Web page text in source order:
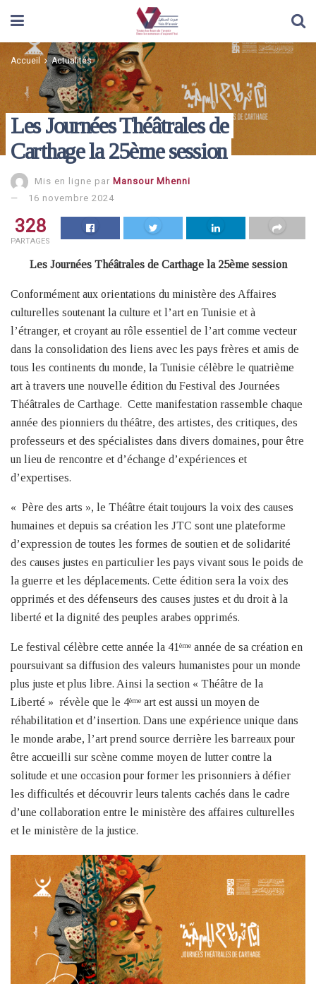
Accueil Actualités
Les Journées Théâtrales de
Carthage la 25ème session
Mis en ligne par Mansour Mhenni
16 novembre 2024
328
PARTAGES
Les Journées Théâtrales de Carthage la 25ème session
Conformément aux orientations du ministère des Affaires
culturelles soutenant la culture et l’art en Tunisie et à
l’étranger, et croyant au rôle essentiel de l’art comme vecteur
dans la consolidation des liens avec les pays frères et amis de
tous les continents du monde, la Tunisie célèbre le quatrième
art à travers une nouvelle édition du Festival des Journées
Théâtrales de Carthage. Cette manifestation rassemble chaque
année des pionniers du théâtre, des artistes, des critiques, des
professeurs et des spécialistes dans divers domaines, pour être
un lieu de rencontre et d’échange d’expériences et
d’expertises.
« Père des arts », le Théâtre était toujours la voix des causes
humaines et depuis sa création les JTC sont une plateforme
d’expression de toutes les formes de soutien et de solidarité
des causes justes en particulier les pays vivant sous le poids de
la guerre et les déplacements. Cette édition sera la voix des
opprimés et des défenseurs des causes justes et du droit à la
liberté et la dignité des peuples arabes opprimés.
Le festival célèbre cette année la 41 ème année de sa création en
poursuivant sa diffusion des valeurs humanistes pour un monde
plus juste et plus libre. Ainsi la section « Théâtre de la
Liberté » révèle que le 4ème art est aussi un moyen de
réhabilitation et d’insertion. Dans une expérience unique dans
le monde arabe, l’art prend source derrière les barreaux pour
être accueilli sur scène comme moyen de lutter contre la
solitude et une occasion pour former les prisonniers à défier
les difficultés et découvrir leurs talents cachés dans le cadre
d’une collaboration entre le ministère des affaires culturelles
et le ministère de la justice.